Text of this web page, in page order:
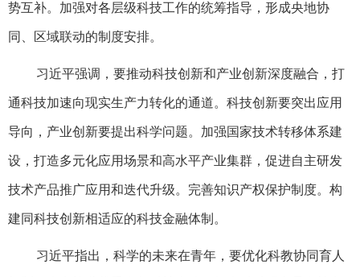
势互补。加强对各层级科技工作的统筹指导，形成央地协
同、区域联动的制度安排。
习近平强调，要推动科技创新和产业创新深度融合，打
通科技加速向现实生产力转化的通道。科技创新要突出应用
导向，产业创新要提出科学问题。加强国家技术转移体系建
设，打造多元化应用场景和高水平产业集群，促进自主研发
技术产品推广应用和迭代升级。完善知识产权保护制度。构
建同科技创新相适应的科技金融体制。
习近平指出，科学的未来在青年，要优化科教协同育人